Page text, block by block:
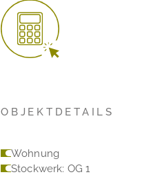
OBJEKTDETAILS
Wohnung
Stockwerk: OG 1